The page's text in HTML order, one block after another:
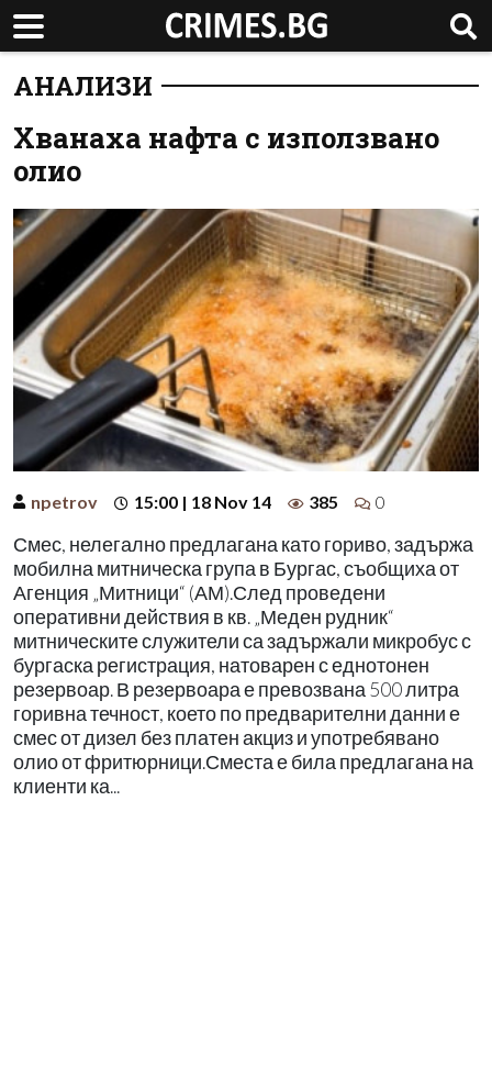
АНАЛИЗИ
Хванаха нафта с използвано
олио
npetrov 15:00 | 18 Nov 14 385 0
Смес, нелегално предлагана като гориво, задържа
мобилна митническа група в Бургас, съобщиха от
Агенция „Митници“ (АМ).След проведени
оперативни действия в кв. „Меден рудник“
митническите служители са задържали микробус с
бургаска регистрация, натоварен с еднотонен
резервоар. В резервоара е превозвана 500 литра
горивна течност, което по предварителни данни е
смес от дизел без платен акциз и употребявано
олио от фритюрници.Сместа е била предлагана на
клиенти ка...